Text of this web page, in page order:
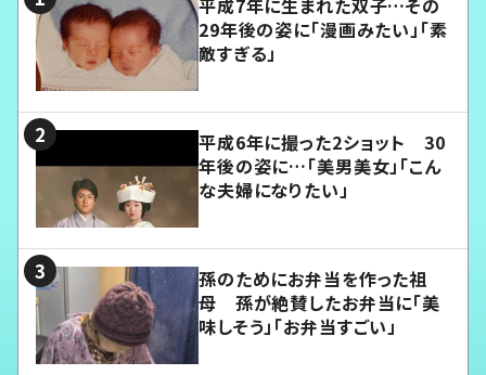
平成7年に生まれた双子…その
29年後の姿に「漫画みたい」「素
敵すぎる」
平成6年に撮った2ショット 30
年後の姿に…「美男美女」「こん
な夫婦になりたい」
孫のためにお弁当を作った祖
母 孫が絶賛したお弁当に「美
味しそう」「お弁当すごい」